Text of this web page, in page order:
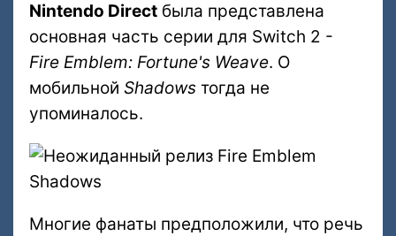
Nintendo Direct была представлена
основная часть серии для Switch 2 -
Fire Emblem: Fortune's Weave. О
мобильной Shadows тогда не
упоминалось.
Многие фанаты предположили, что речь